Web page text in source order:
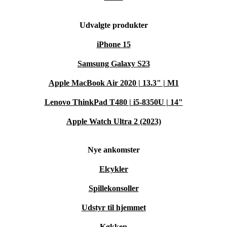
Udvalgte produkter
iPhone 15
Samsung Galaxy S23
Apple MacBook Air 2020 | 13.3" | M1
Lenovo ThinkPad T480 | i5-8350U | 14"
Apple Watch Ultra 2 (2023)
Nye ankomster
Elcykler
Spillekonsoller
Udstyr til hjemmet